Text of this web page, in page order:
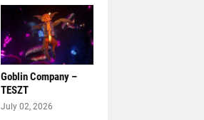
Goblin Company –
TESZT
July 02, 2026